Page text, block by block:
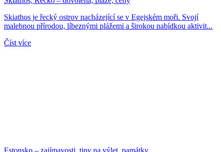
Skiathos je řecký ostrov nacházející se v Egejském moři. Svojí
malebnou přírodou, líbeznými plážemi a širokou nabídkou aktivit...
Číst více
Estonsko – zajímavosti, tipy na výlet, památky